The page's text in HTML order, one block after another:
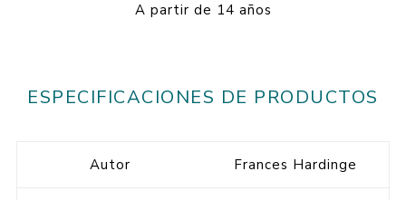
A partir de 14 años
ESPECIFICACIONES DE PRODUCTOS
Autor Frances Hardinge